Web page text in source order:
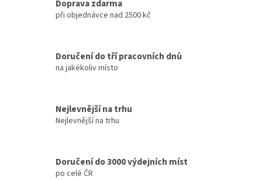
Doprava zdarma
při objednávce nad 2500 kč
Doručení do tří pracovních dnů
na jakékoliv místo
Nejlevnější na trhu
Nejlevnější na trhu
Doručení do 3000 výdejních míst
po celé ČR